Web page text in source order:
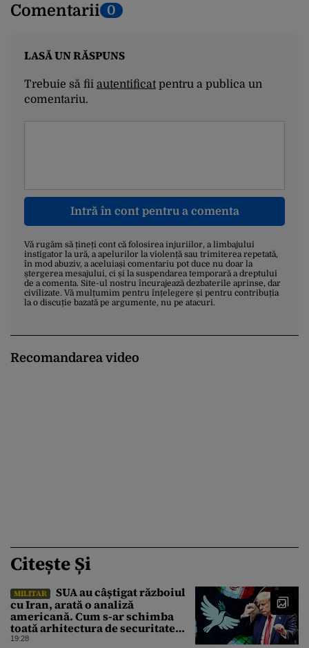
Comentarii 0
LASĂ UN RĂSPUNS
Trebuie să fii autentificatpentru a publica un
comentariu.
Intră în cont pentru a comenta
Vă rugăm să țineți cont că folosirea injuriilor, a limbajului
instigator la ură, a apelurilor la violență sau trimiterea repetată,
în mod abuziv, a aceluiași comentariu pot duce nu doar la
ștergerea mesajului, ci și la suspendarea temporară a dreptului
de a comenta. Site-ul nostru încurajează dezbaterile aprinse, dar
civilizate. Vă mulțumim pentru înțelegere și pentru contribuția
la o discuție bazată pe argumente, nu pe atacuri.
Recomandarea video
Citește Și
MILITAR
SUA au câștigat războiul
cu Iran, arată o analiză
americană. Cum s-ar schimba
toată arhitectura de securitate
din Orientul Mijlociu
19:28